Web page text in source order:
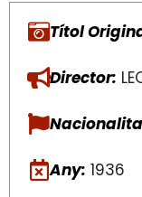
Títol
Director:
Any: 1936